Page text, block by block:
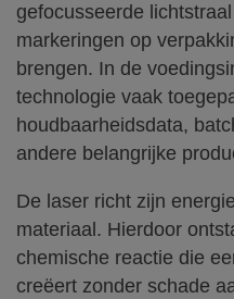
gefocusseerde
markeringen op
brengen. In de
technologie vaak
houdbaarheidsdata,
andere belangrijke
De laser richt zijn
materiaal. Hierdoor
chemische reactie die
creëert zonder schade